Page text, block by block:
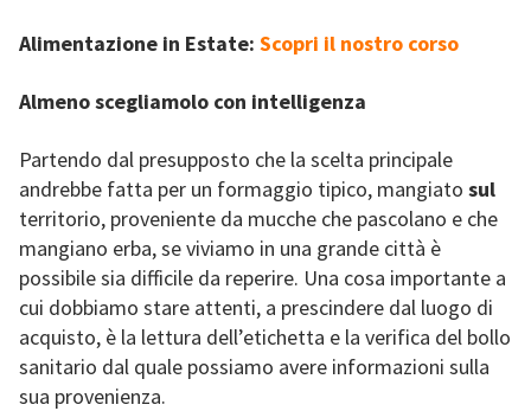
Alimentazione in Estate: Scopri il nostro corso
Almeno scegliamolo con intelligenza
Partendo dal presupposto che la scelta principale
andrebbe fatta per un formaggio tipico, mangiato sul
territorio, proveniente da mucche che pascolano e che
mangiano erba, se viviamo in una grande città è
possibile sia difficile da reperire. Una cosa importante a
cui dobbiamo stare attenti, a prescindere dal luogo di
acquisto, è la lettura dell’etichetta e la verifica del bollo
sanitario dal quale possiamo avere informazioni sulla
sua provenienza.